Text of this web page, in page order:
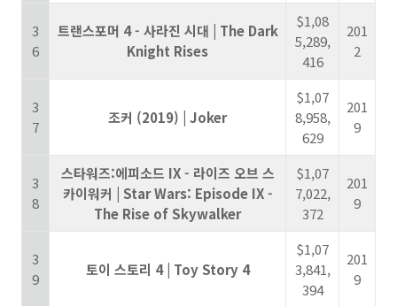
3
6
트랜스포머 4 - 사라진 시대 | The Dark
Knight Rises
$1,08
5,289,
416
201
2
3
7
조커 (2019) | Joker
$1,07
8,958,
629
201
9
3
8
스타워즈:에피소드 IX - 라이즈 오브 스
카이워커 | Star Wars: Episode IX -
The Rise of Skywalker
$1,07
7,022,
372
201
9
3
9
토이 스토리 4 | Toy Story 4
$1,07
3,841,
394
201
9